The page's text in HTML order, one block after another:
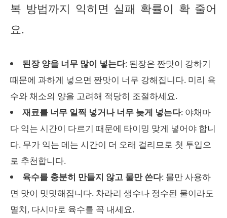
복 방법까지 익히면 실패 확률이 확 줄어
요.
된장 양을 너무 많이 넣는다: 된장은 짠맛이 강하기
때문에 과하게 넣으면 짠맛이 너무 강해집니다. 미리 육
수와 채소의 양을 고려해 적당히 조절하세요.
재료를 너무 일찍 넣거나 너무 늦게 넣는다: 야채마
다 익는 시간이 다르기 때문에 타이밍 맞게 넣어야 합니
다. 무가 익는 데는 시간이 더 오래 걸리므로 첫 투입으
로 추천합니다.
육수를 충분히 만들지 않고 물만 쓴다: 물만 사용하
면 맛이 밋밋해집니다. 차라리 생수나 정수된 물이라도
멸치, 다시마로 육수를 꼭 내세요.